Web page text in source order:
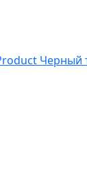
Черный